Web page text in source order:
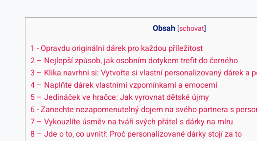
Obsah [schovat]
1 -⁣ Opravdu originální dárek⁣ pro každou příležitost
2 – Nejlepší způsob, ​jak osobním dotykem‍ trefit ⁣do černého
3 – ‌Klika navrhni si: Vytvořte si vlastní ⁣personalizovaný dárek‌ a
4 – Naplňte dárek vlastními vzpomínkami a emocemi
5 – ‍Jedináček ve hračce: Jak vyrovnat dětské újmy
6-⁤ Zanechte nezapomenutelný dojem na svého partnera​ s
7 – ⁣Vykouzlíte úsměv na tváři svých přátel s ⁣dárky na míru
8 – ‍Jde o to, co uvnitř: Proč personalizované​ dárky stojí‌ za to